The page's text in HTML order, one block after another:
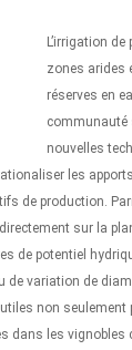
L’irrigation
zones arides
réserves en
communauté
nouvelles
les
de production.
sur la
de potentiel
de variation de
non seulement
dans les vignobles